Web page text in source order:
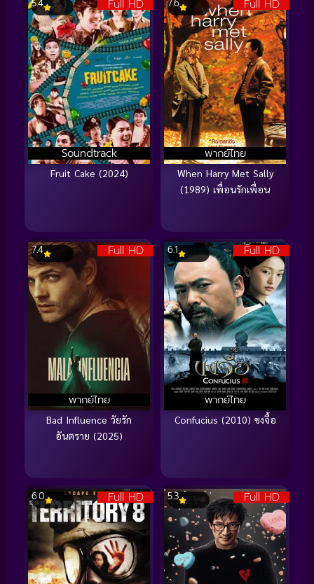
Full HD
Soundtrack
5.4
Fruit Cake (2024)
Full HD
พากย์ไทย
7.6
When Harry Met Sally
(1989) เพื่อนรักเพื่อน
Full HD
พากย์ไทย
7.4
Bad Influence วัยรัก
อันตราย (2025)
Full HD
พากย์ไทย
6.1
Confucius (2010) ขงจื้อ
Full HD
6.0 Full HD
5.3